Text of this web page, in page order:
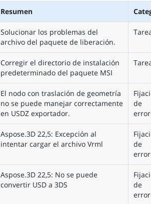
Resumen
Solucionar los problemas del
archivo del paquete de liberación.
Corregir el directorio de instalación
predeterminado del paquete MSI
El nodo con traslación de geometría
no se puede manejar correctamente
en USDZ exportador.
de
Aspose.3D 22,5: Excepción al
intentar cargar el archivo Vrml
de
Aspose.3D 22,5: No se puede
convertir USD a 3DS
de